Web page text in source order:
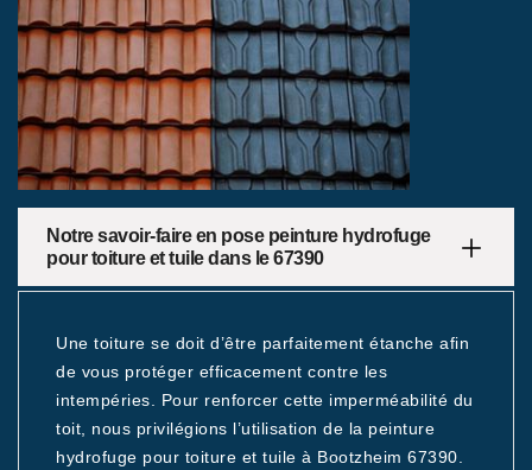
Notre savoir-faire en pose peinture hydrofuge
pour toiture et tuile dans le 67390
Une toiture se doit d’être parfaitement étanche afin
de vous protéger efficacement contre les
intempéries. Pour renforcer cette imperméabilité du
toit, nous privilégions l’utilisation de la peinture
hydrofuge pour toiture et tuile à Bootzheim 67390.